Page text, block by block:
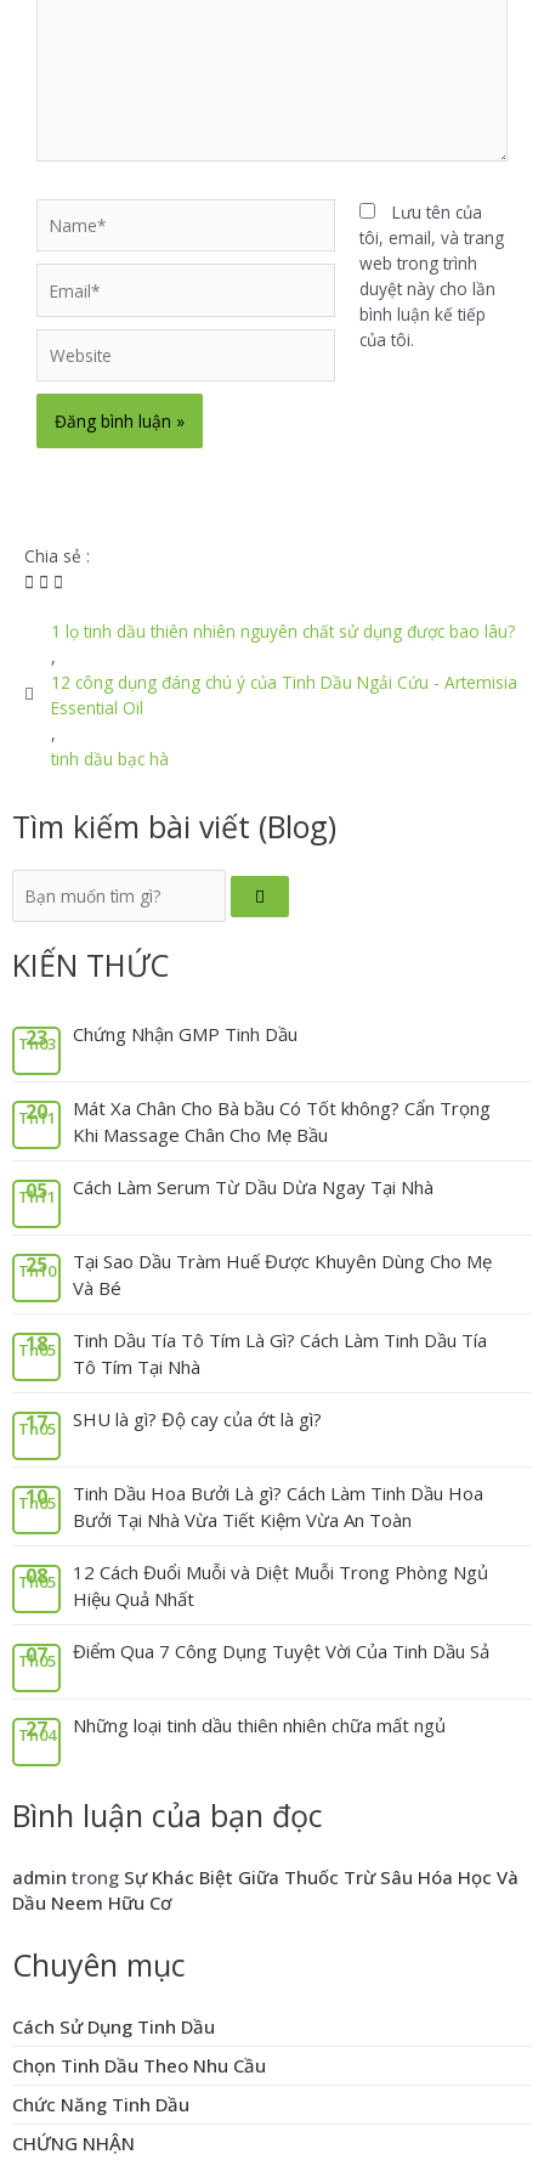
Lưu tên của
tôi, email, và trang
web trong trình
duyệt này cho lần
bình luận kế tiếp
của tôi.
Chia sẻ :
1 lọ tinh dầu thiên nhiên nguyên chất sử dụng được bao lâu?
,
12 công dụng đáng chú ý của Tinh Dầu Ngải Cứu - Artemisia
Essential Oil
,
tinh dầu bạc hà
Tìm kiếm bài viết (Blog)
KIẾN THỨC
23
Th03 Chứng Nhận GMP Tinh Dầu
20
Th11
Mát Xa Chân Cho Bà bầu Có Tốt không? Cẩn Trọng
Khi Massage Chân Cho Mẹ Bầu
05
Th11 Cách Làm Serum Từ Dầu Dừa Ngay Tại Nhà
25
Th10
Tại Sao Dầu Tràm Huế Được Khuyên Dùng Cho Mẹ
Và Bé
18
Th05
Tinh Dầu Tía Tô Tím Là Gì? Cách Làm Tinh Dầu Tía
Tô Tím Tại Nhà
17
Th05 SHU là gì? Độ cay của ớt là gì?
10
Th05
Tinh Dầu Hoa Bưởi Là gì? Cách Làm Tinh Dầu Hoa
Bưởi Tại Nhà Vừa Tiết Kiệm Vừa An Toàn
08
Th05
12 Cách Đuổi Muỗi và Diệt Muỗi Trong Phòng Ngủ
Hiệu Quả Nhất
07
Th05 Điểm Qua 7 Công Dụng Tuyệt Vời Của Tinh Dầu Sả
27
Th04 Những loại tinh dầu thiên nhiên chữa mất ngủ
Bình luận của bạn đọc
admin trong Sự Khác Biệt Giữa Thuốc Trừ Sâu Hóa Học Và
Dầu Neem Hữu Cơ
Chuyên mục
Cách Sử Dụng Tinh Dầu
Chọn Tinh Dầu Theo Nhu Cầu
Chức Năng Tinh Dầu
CHỨNG NHẬN